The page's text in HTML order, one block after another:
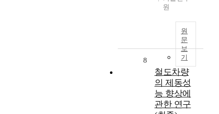
원
원
문
보
기
8
철도차량
의 제동성
능 향상에
관한 연구